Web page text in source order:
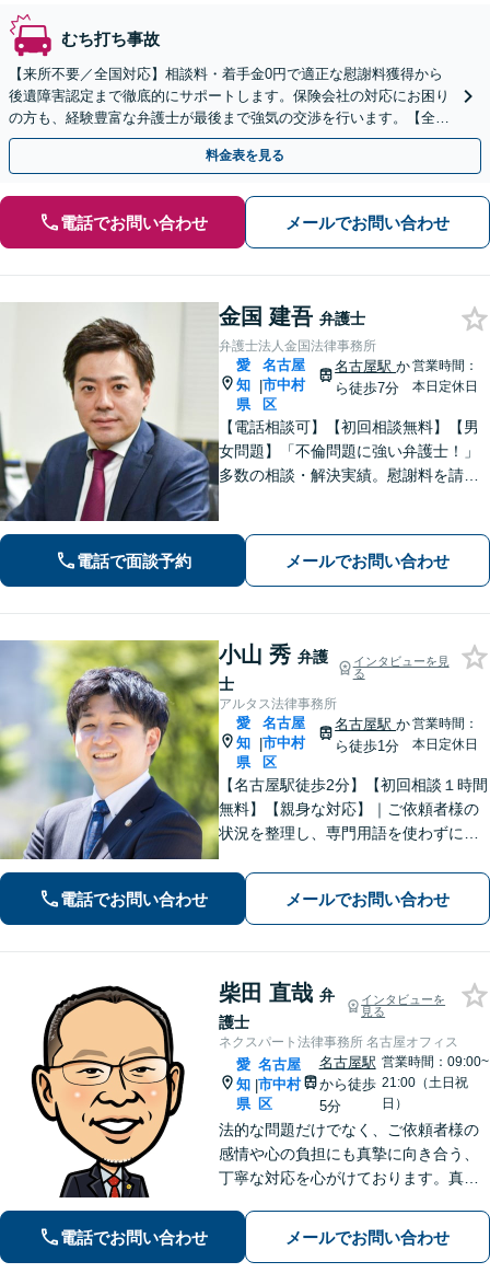
むち打ち事故
【来所不要／全国対応】相談料・着手金0円で適正な慰謝料獲得から
後遺障害認定まで徹底的にサポートします。保険会社の対応にお困り
の方も、経験豊富な弁護士が最後まで強気の交渉を行います。【全国
13拠点】お気軽にご相談ください。
料金表を見る
電話でお問い合わせ メールでお問い合わせ
金国 建吾 弁護士
弁護士法人金国法律事務所
愛
知
県
|
名古屋
市中村
区
名古屋駅か
ら徒歩7分
営業時間：
本日定休日
【電話相談可】【初回相談無料】【男
女問題】「不倫問題に強い弁護士！」
多数の相談・解決実績。慰謝料を請求
できるようサポートします【夜間・休
日面談可】【完全個室】【名古屋駅7
電話で面談予約 メールでお問い合わせ
小山 秀 弁護
士
インタビューを見
る
アルタス法律事務所
愛
知
県
|
名古屋
市中村
区
名古屋駅か
ら徒歩1分
営業時間：
本日定休日
【名古屋駅徒歩2分】【初回相談１時間
無料】【親身な対応】｜ご依頼者様の
状況を整理し、専門用語を使わずに、
問題（債務整理）】に強み。解決でき
るか悩む前にまずはご相談ください。
電話でお問い合わせ メールでお問い合わせ
柴田 直哉 弁
護士
インタビューを
見る
ネクスパート法律事務所 名古屋オフィス
愛
知
県
|
名古屋
市中村
区
名古屋駅
から徒歩
5分
営業時間：09:00~
21:00（土日祝
日）
法的な問題だけでなく、ご依頼者様の
感情や心の負担にも真摯に向き合う、
丁寧な対応を心がけております。真の
きるよう誠心誠意サポートいたしま
す。お気軽にご相談ください。【初回
電話でお問い合わせ メールでお問い合わせ